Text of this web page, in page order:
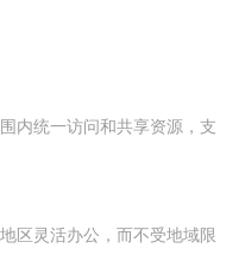
内统一访问和共享资源，支
区灵活办公，而不受地域限